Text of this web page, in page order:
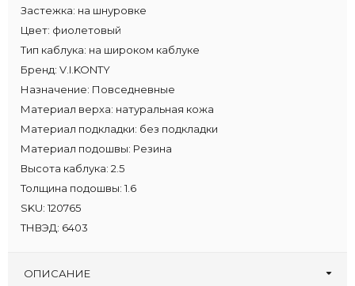
Застежка: на шнуровке
Цвет: фиолетовый
Тип каблука: на широком каблуке
Бренд: V.I.KONTY
Назначение: Повседневные
Материал верха: натуральная кожа
Материал подкладки: без подкладки
Материал подошвы: Резина
Высота каблука: 2.5
Толщина подошвы: 1.6
SKU: 120765
ТНВЭД: 6403
ОПИСАНИЕ